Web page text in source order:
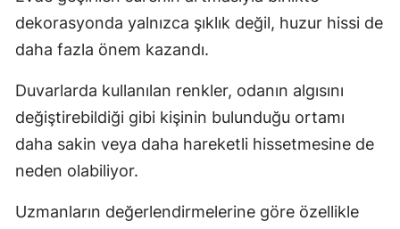
dekorasyonda yalnızca şıklık değil, huzur hissi de
daha fazla önem kazandı.
Duvarlarda kullanılan renkler, odanın algısını
değiştirebildiği gibi kişinin bulunduğu ortamı
daha sakin veya daha hareketli hissetmesine de
neden olabiliyor.
Uzmanların değerlendirmelerine göre özellikle